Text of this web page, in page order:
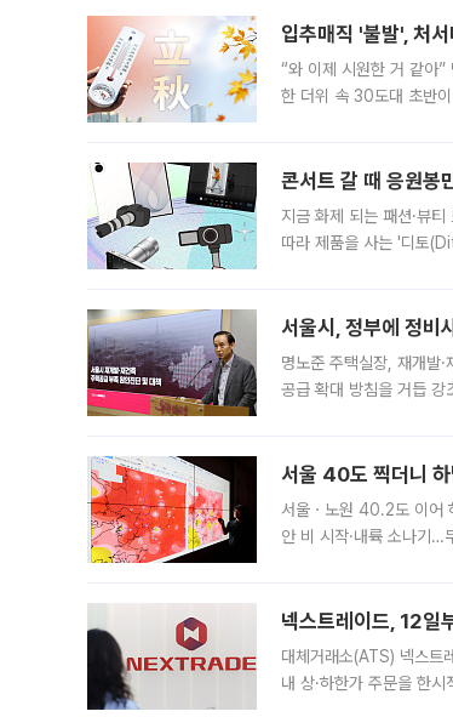
입추매직 '불발', 처
“와 이제 시원한 거 같아
한 더위 속 30도대 초반
콘서트 갈 때 응원
지금 화제 되는 패션·뷰
따라 제품을 사는 '디토
서울시, 정부에 정
명노준 주택실장, 재개발
공급 확대 방침을 거듭 강
서울 40도 찍더니
서울ㆍ노원 40.2도 이어
안 비 시작·내륙 소나기…
넥스트레이드, 12일
대체거래소(ATS) 넥스트
내 상·하한가 주문을 한